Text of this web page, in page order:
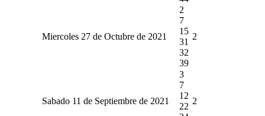
Miercoles 27 de Octubre de 2021
2
7
15
31
32
39
2
Sabado 11 de Septiembre de 2021
3
7
12
22
2